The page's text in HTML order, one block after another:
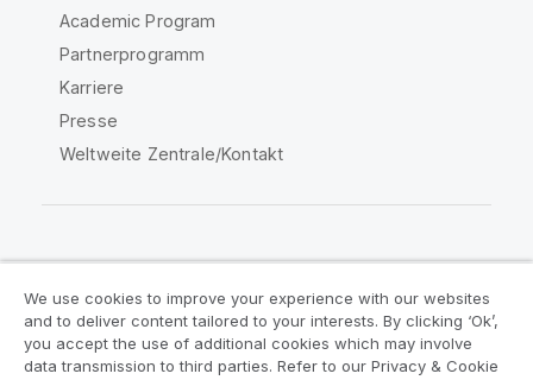
Academic Program
Partnerprogramm
Karriere
Presse
Weltweite Zentrale/Kontakt
Rechtliche Vereinbarungen
Produktbedingungen
Legal Policies
We use cookies to improve your experience with our websites
and to deliver content tailored to your interests. By clicking ‘Ok’,
you accept the use of additional cookies which may involve
data transmission to third parties. Refer to our Privacy & Cookie